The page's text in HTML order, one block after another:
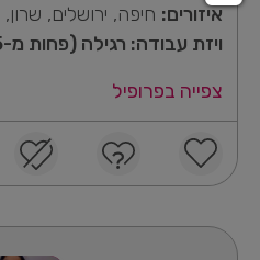
איזורים: חיפה, ירושלים,
ויזת עבודה: רגילה (פחות מ-5 שנים)
צפייה בפרופיל